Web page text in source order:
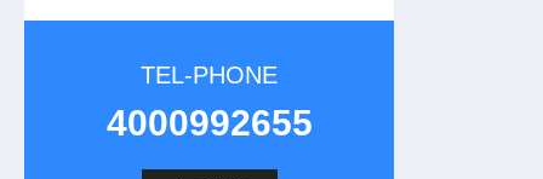
TEL-PHONE
4000992655